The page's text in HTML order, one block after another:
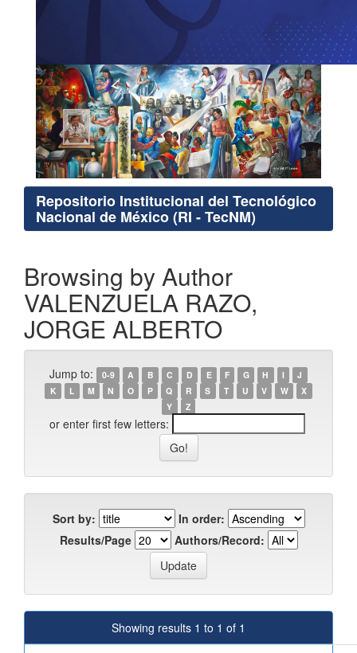
Repositorio Institucional del Tecnológico
Nacional de México (RI - TecNM)
Browsing by Author
VALENZUELA RAZO,
JORGE ALBERTO
Jump to: 0-9 A B C D E F G H I
J
K
L M N O P Q R S T U V W
X
Y
Z
or enter first few letters:
Sort by:
In order:
Results/Page
Authors/Record:
Showing results 1 to 1 of 1